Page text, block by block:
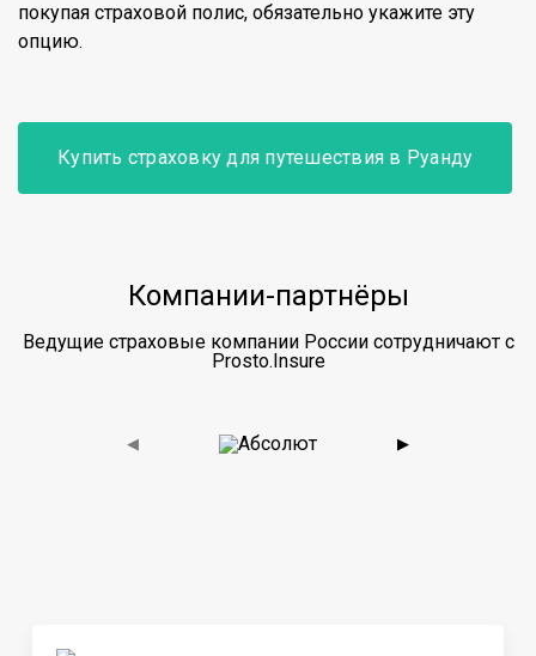
покупая страховой полис, обязательно укажите эту
опцию.
Купить страховку для путешествия в Руанду
Компании-партнёры
Ведущие страховые компании России сотрудничают с
Prosto.Insure
◀ ▶